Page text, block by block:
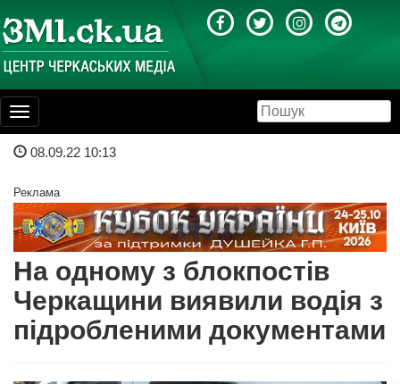
Toggle
navigation
08.09.22 10:13
Реклама
На одному з блокпостів
Черкащини виявили водія з
підробленими документами